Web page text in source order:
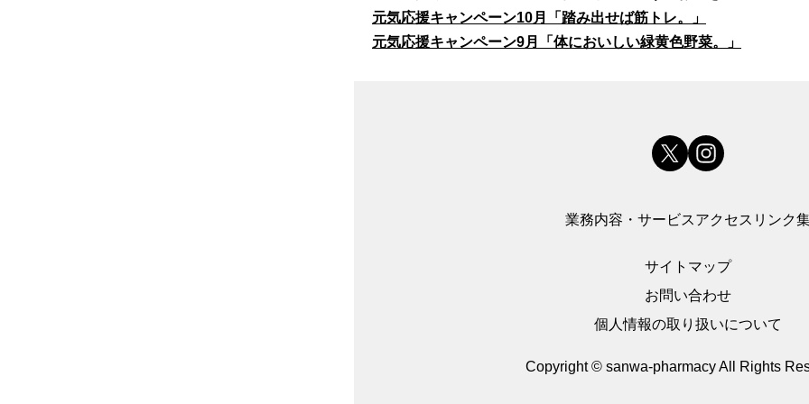
元気応援キャンペーン10月「踏み出せば筋トレ。」
元気応援キャンペーン9月「体においしい緑黄色野菜。」
業務内容・サービスアクセス リンク
サイトマップ
お問い合わせ
個人情報の取り扱いについて
Copyright © sanwa-pharmacyAll Rights